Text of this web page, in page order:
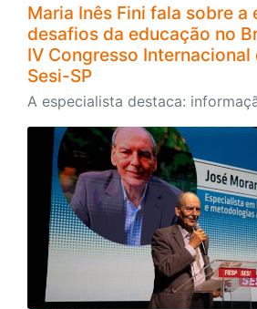
Maria Inês Fini fala sobre a
desafios da educação no
IV Congresso Internacional
Sesi-SP